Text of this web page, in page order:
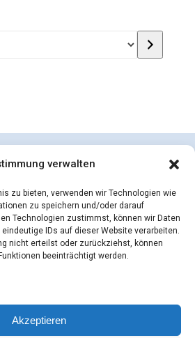
verwalten
zu bieten, verwenden wir Technologien wie
zu speichern und/oder darauf
Technologien zustimmst, können wir Daten
IDs auf dieser Website verarbeiten.
nicht erteilst oder zurückziehst, können
beeinträchtigt werden.
Akzeptieren
Zahlungsarten Versandarten
AGB Impressum